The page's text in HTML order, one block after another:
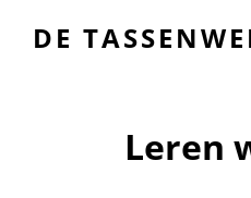
DE
Leren